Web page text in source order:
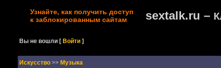
Узнайте, как получить доступ
к заблокированным сайтам
sextalk.ru –
Вы не вошли [Войти ]
Искусство >> Музыка